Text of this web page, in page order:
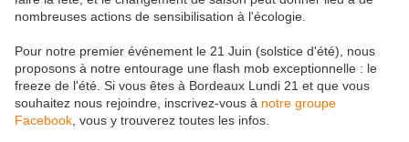
nombreuses actions de sensibilisation à l'écologie.
Pour notre premier événement le 21 Juin (solstice d'été), nous
proposons à notre entourage une flash mob exceptionnelle : le
freeze de l'été. Si vous êtes à Bordeaux Lundi 21 et que vous
souhaitez nous rejoindre, inscrivez-vous à notre groupe
Facebook , vous y trouverez toutes les infos.